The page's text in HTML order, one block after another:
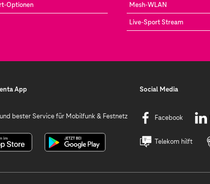
Optionen Mesh-WLAN
Live-Sport Stream
App
bester Service für Mobilfunk & Festnetz
Social Media
Facebook
Telekom hilft